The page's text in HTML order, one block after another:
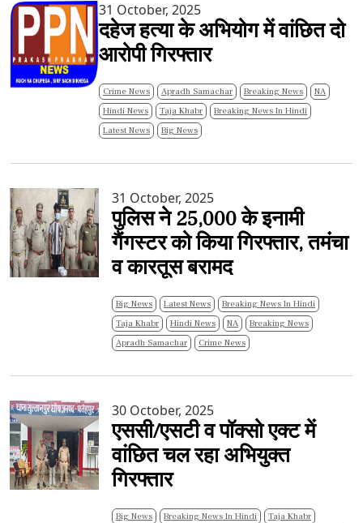
31 October, 2025
दहेज हत्या के अभियोग में वांछित दो
आरोपी गिरफ्तार
Crime News Apradh Samachar Breaking News
NA
Hindi News
Taja Khabr
Breaking News In Hindi
Latest News
Big News
31 October, 2025
पुलिस ने 25,000 के इनामी
गैंगस्टर को किया गिरफ्तार, तमंचा
व कारतूस बरामद
Big News Latest News
Breaking News In Hindi
Taja Khabr
Hindi News NA
Breaking News
Apradh Samachar
Crime News
30 October, 2025
एससी/एसटी व पॉक्सो एक्ट में
वांछित चल रहा अभियुक्त
गिरफ्तार
Big News Breaking News In Hindi
Taja Khabr